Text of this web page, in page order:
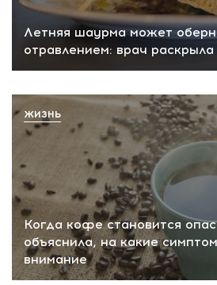
Летняя шаурма может
отравлением: врач
Когда кофе становится
объяснила, на какие
внимание
ЖИЗНЬ